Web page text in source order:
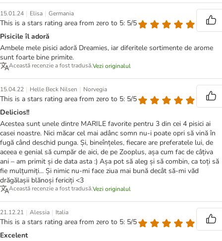
15.01.24 | Elisa | Germania
This is a stars rating area from zero to 5: 5/5
Pisicile îl adoră
Ambele mele pisici adoră Dreamies, iar diferitele sortimente de arome
sunt foarte bine primite.
Această recenzie a fost tradusă.Vezi originalul
15.04.22 | Helle Beck Nilsen | Norvegia
This is a stars rating area from zero to 5: 5/5
Delicios!!
Acestea sunt unele dintre MARILE favorite pentru 3 din cei 4 pisici ai
casei noastre. Nici măcar cel mai adânc somn nu-i poate opri să vină în
fugă când deschid punga. Și, bineînțeles, fiecare are preferatele lui, de
aceea e genial să cumpăr de aici, de pe Zooplus, așa cum fac de câțiva
ani – am primit și de data asta :) Așa pot să aleg și să combin, ca toți să
fie mulțumiți... Și nimic nu-mi face ziua mai bună decât să-mi văd
drăgălașii blănoși fericiți <3
Această recenzie a fost tradusă.Vezi originalul
21.12.21 | Alessia | Italia
This is a stars rating area from zero to 5: 5/5
Excelent